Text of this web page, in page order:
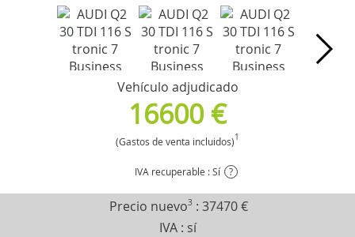
Vehículo adjudicado
16600 €
(Gastos de venta incluidos)1
IVA recuperable : Sí ?
Precio nuevo3 : 37470 €
IVA : sí